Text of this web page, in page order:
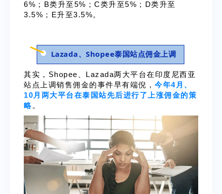
6%；B类升至5%；C类升至5%；D类升至
3.5%；E升至3.5%。
Lazada、Shopee泰国站点佣金上调
其实，Shopee、Lazada两大平台在印度尼西亚
站点上调销售佣金的事件早有端倪， 今年4月、
10月两大平台在泰国站先后进行了上涨佣金的策
略 。